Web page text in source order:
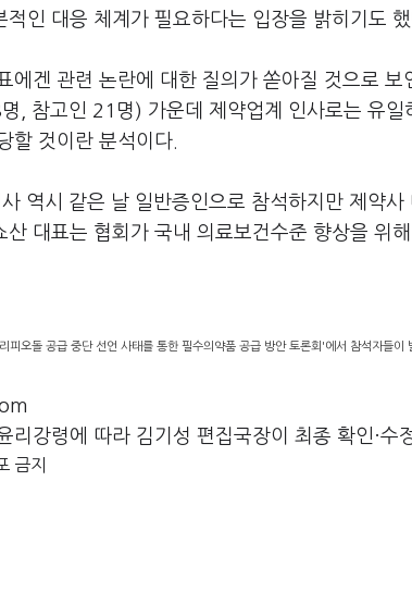
인 대응 체계가 필요하다는 입장을 밝히기도 했
에겐 관련 논란에 대한 질의가 쏟아질 것으로
, 참고인 21명) 가운데 제약업계 인사로는 유일
할 것이란 분석이다.
역시 같은 날 일반증인으로 참석하지만 제약
대표는 협회가 국내 의료보건수준 향상을 위
피오돌 공급 중단 선언 사태를 통한 필수의약품 공급 방안 토론회'에서 참석자들이
리강령에 따라 김기성 편집국장이 최종 확인·수
금지